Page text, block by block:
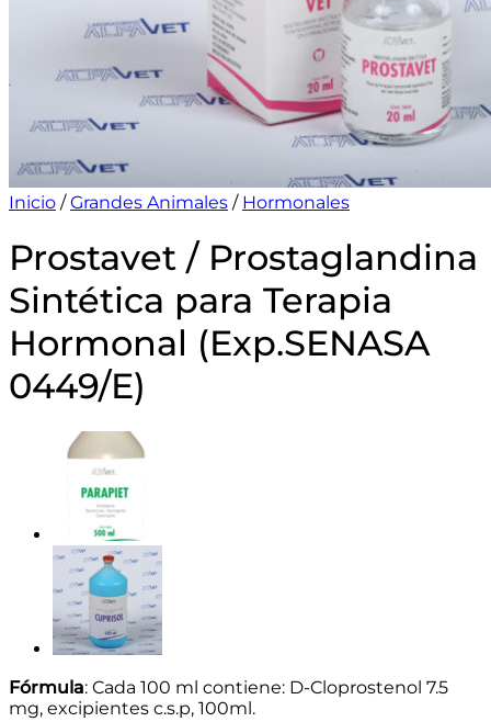
Inicio / Grandes Animales / Hormonales
Prostavet / Prostaglandina
Sintética para Terapia
Hormonal (Exp.SENASA
0449/E)
Fórmula: Cada 100 ml contiene: D-Cloprostenol 7.5
mg, excipientes c.s.p, 100ml.